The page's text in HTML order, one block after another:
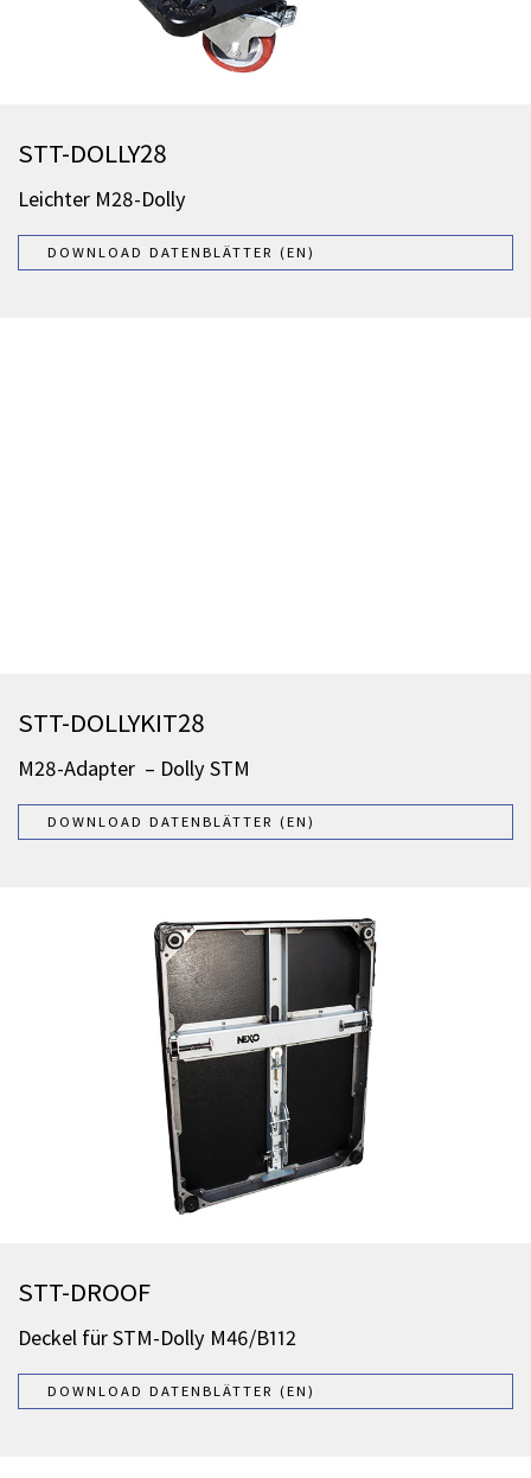
STT-DOLLY28
Leichter M28-Dolly
DOWNLOAD DATENBLÄTTER (EN)
STT-DOLLYKIT28
M28-Adapter – Dolly STM
DOWNLOAD DATENBLÄTTER (EN)
STT-DROOF
Deckel für STM-Dolly M46/B112
DOWNLOAD DATENBLÄTTER (EN)